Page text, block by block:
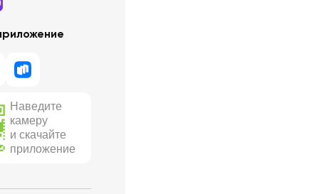
Наведите
камеру
и скачайте
приложение